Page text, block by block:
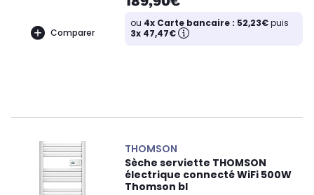
Comparer
ou 4x Carte bancaire : 52,23€puis
3x 47,47€
THOMSON
Sèche serviette THOMSON
électrique connecté WiFi 500W
Thomson bl